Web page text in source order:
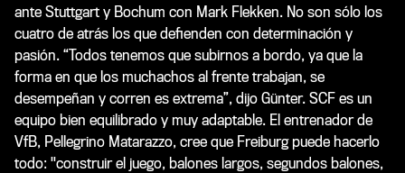
ante Stuttgart y Bochum con Mark Flekken. No son sólo los
cuatro de atrás los que defienden con determinación y
pasión. “Todos tenemos que subirnos a bordo, ya que la
forma en que los muchachos al frente trabajan, se
desempeñan y corren es extrema”, dijo Günter. SCF es un
equipo bien equilibrado y muy adaptable. El entrenador de
VfB, Pellegrino Matarazzo, cree que Freiburg puede hacerlo
todo: "construir el juego, balones largos, segundos balones,